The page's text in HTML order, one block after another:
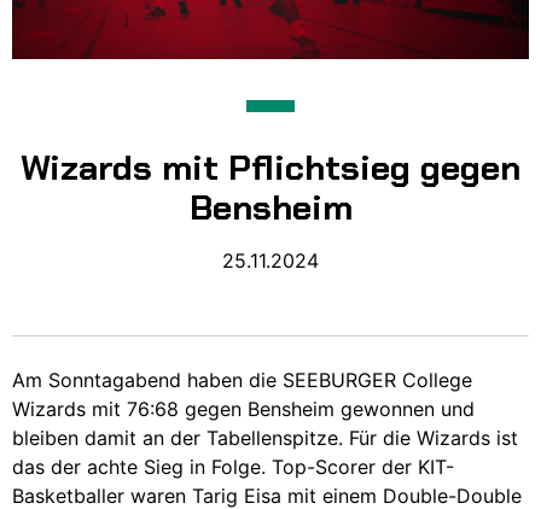
Wizards mit Pflichtsieg gegen
Bensheim
25.11.2024
Am Sonntagabend haben die SEEBURGER College
Wizards mit 76:68 gegen Bensheim gewonnen und
bleiben damit an der Tabellenspitze. Für die Wizards ist
das der achte Sieg in Folge. Top-Scorer der KIT-
Basketballer waren Tarig Eisa mit einem Double-Double